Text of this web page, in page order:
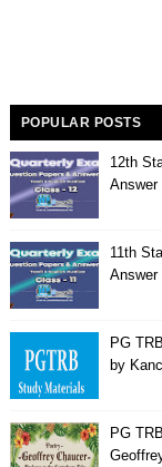
POPULAR POSTS
12th
Answer
11th
Answer
PG
by
PG